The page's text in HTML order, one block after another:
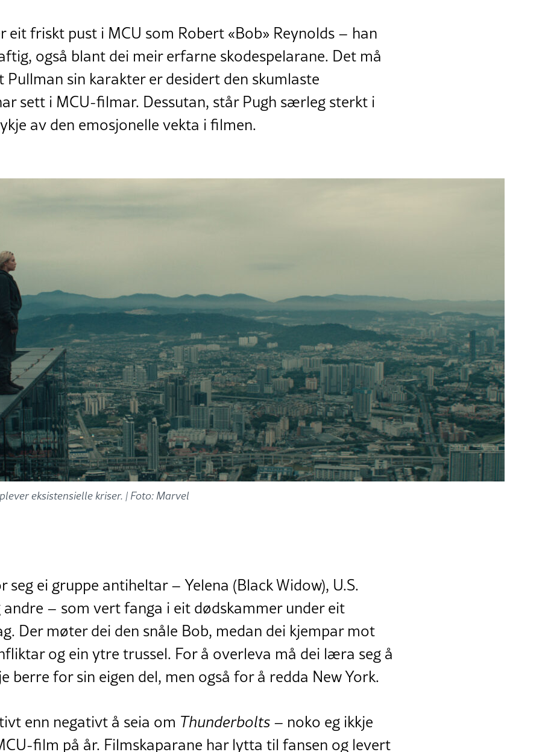
eit friskt pust i MCU som Robert «Bob» Reynolds – han
også blant dei meir erfarne skodespelarane. Det må
Pullman sin karakter er desidert den skumlaste
sett i MCU-filmar. Dessutan, står Pugh særleg sterkt i
av den emosjonelle vekta i filmen.
eksistensielle kriser. | Foto: Marvel
seg ei gruppe antiheltar – Yelena (Black Widow), U.S.
– som vert fanga i eit dødskammer under eit
Der møter dei den snåle Bob, medan dei kjempar mot
og ein ytre trussel. For å overleva må dei læra seg å
berre for sin eigen del, men også for å redda New York.
enn negativt å seia om Thunderbolts – noko eg ikkje
film på år. Filmskaparane har lytta til fansen og levert